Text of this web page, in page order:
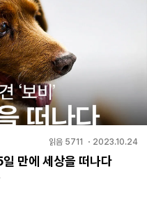
읽음 5711 ・ 2023.10.24
만에 세상을 떠나다